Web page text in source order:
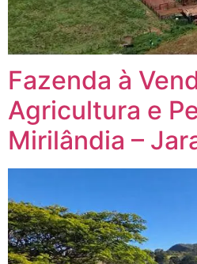
Fazenda à
Agricultura e
Mirilândia –